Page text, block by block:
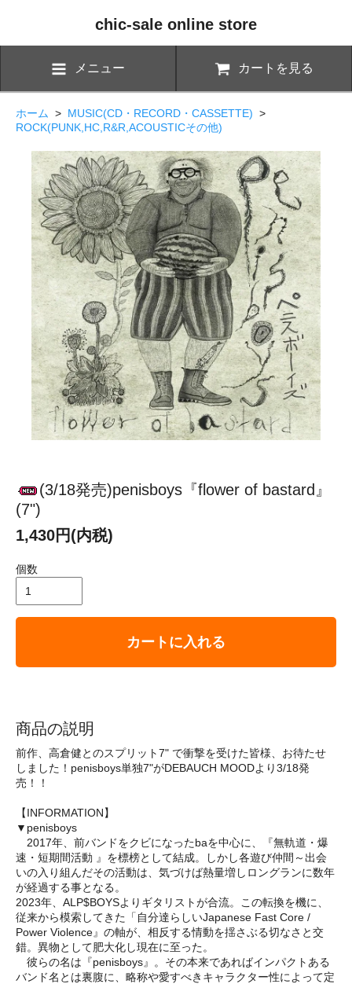
chic-sale online store
メニュー カートを見る
ホーム > MUSIC(CD・RECORD・CASSETTE) >
ROCK(PUNK,HC,R&R,ACOUSTICその他)
(3/18発売)penisboys『flower of bastard』
(7")
1,430円(内税)
個数
カートに入れる
商品の説明
前作、高倉健とのスプリット7" で衝撃を受けた皆様、お待たせ
しました！penisboys単独7"がDEBAUCH MOODより3/18発
売！！
【INFORMATION】
▼penisboys
2017年、前バンドをクビになったbaを中心に、『無軌道・爆
速・短期間活動 』を標榜として結成。しかし各遊び仲間～出会
いの入り組んだその活動は、気づけば熱量増しロングランに数年
が経過する事となる。
2023年、ALP$BOYSよりギタリストが合流。この転換を機に、
従来から模索してきた「自分達らしいJapanese Fast Core /
Power Violence』の軸が、相反する情動を揺さぶる切なさと交
錯。異物として肥大化し現在に至った。
彼らの名は『penisboys』。その本来であればインパクトある
バンド名とは裏腹に、略称や愛すべきキャラクター性によって定